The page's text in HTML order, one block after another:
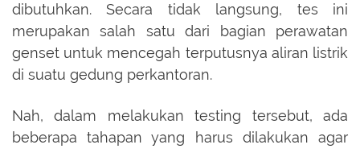
dibutuhkan. Secara tidak langsung, tes ini
merupakan salah satu dari bagian perawatan
genset untuk mencegah terputusnya aliran listrik
di suatu gedung perkantoran.
Nah, dalam melakukan testing tersebut, ada
beberapa tahapan yang harus dilakukan agar